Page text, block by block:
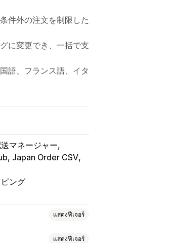
件外の注文を制限した
に変更でき、一括で支
語、フランス語、イタ
マネージャー
Japan Order CSV
ング
แสดงฟีเจอร์
แสดงฟีเจอร์